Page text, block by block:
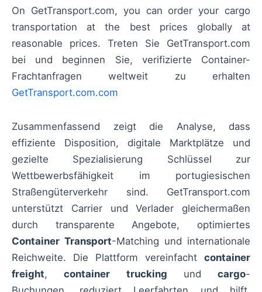
On GetTransport.com, you can order your cargo
transportation at the best prices globally at
reasonable prices. Treten Sie GetTransport.com
bei und beginnen Sie, verifizierte Container-
Frachtanfragen weltweit zu erhalten
GetTransport.com.com
Zusammenfassend zeigt die Analyse, dass
effiziente Disposition, digitale Marktplätze und
gezielte Spezialisierung Schlüssel zur
Wettbewerbsfähigkeit im portugiesischen
Straßengüterverkehr sind. GetTransport.com
unterstützt Carrier und Verlader gleichermaßen
durch transparente Angebote, optimiertes
Container Transport-Matching und internationale
Reichweite. Die Plattform vereinfacht container
freight,container trucking und cargo-